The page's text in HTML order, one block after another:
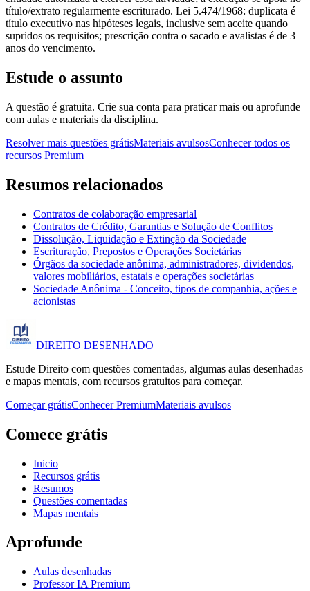
título/extrato regularmente escriturado. Lei 5.474/1968: duplicata é
título executivo nas hipóteses legais, inclusive sem aceite quando
supridos os requisitos; prescrição contra o sacado e avalistas é de 3
anos do vencimento.
Estude o assunto
A questão é gratuita. Crie sua conta para praticar mais ou aprofunde
com aulas e materiais da disciplina.
Resolver mais questões grátisMateriais avulsosConhecer todos os
recursos Premium
Resumos relacionados
Contratos de colaboração empresarial
Contratos de Crédito, Garantias e Solução de Conflitos
Dissolução, Liquidação e Extinção da Sociedade
Escrituração, Prepostos e Operações Societárias
Órgãos da sociedade anônima, administradores, dividendos,
valores mobiliários, estatais e operações societárias
Sociedade Anônima - Conceito, tipos de companhia, ações e
acionistas
DIREITO DESENHADO
Estude Direito com questões comentadas, algumas aulas desenhadas
e mapas mentais, com recursos gratuitos para começar.
Começar grátisConhecer PremiumMateriais avulsos
Comece grátis
Inicio
Recursos grátis
Resumos
Questões comentadas
Mapas mentais
Aprofunde
Aulas desenhadas
Professor IA Premium